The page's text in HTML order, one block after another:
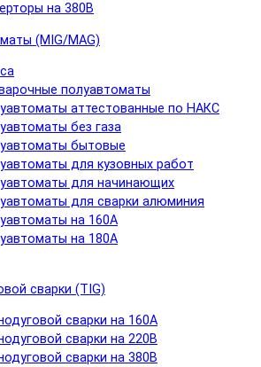
на 380В
(MIG/MAG)
полуавтоматы
аттестованные по НАКС
без газа
бытовые
для кузовных работ
для начинающих
для сварки алюминия
на 160А
на 180А
сварки (TIG)
сварки на 160А
сварки на 220В
сварки на 380В